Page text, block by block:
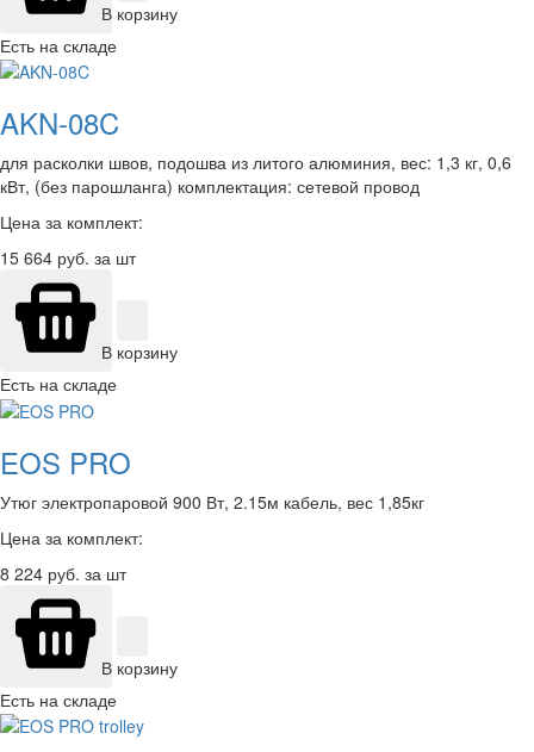
В корзину
Есть на складе
AKN-08C
для расколки швов, подошва из литого алюминия, вес: 1,3 кг, 0,6
кВт, (без парошланга) комплектация: сетевой провод
Цена за комплект:
15 664 руб. за шт
В корзину
Есть на складе
EOS PRO
Утюг электропаровой 900 Вт, 2.15м кабель, вес 1,85кг
Цена за комплект:
8 224 руб. за шт
В корзину
Есть на складе